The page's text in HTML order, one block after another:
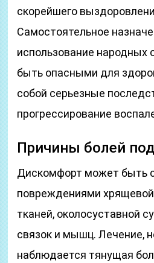
скорейшего
Самостоятельное
использование народных
быть опасными для
собой серьезные
прогрессирование
Причины болей
Дискомфорт может быть
повреждениями хрящевой
тканей, околосуставной
связок и мышц. Лечение,
наблюдается тянущая